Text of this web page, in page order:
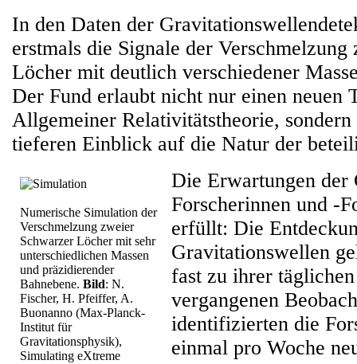
In den Daten der
erstmals die Signale der
Löcher mit deutlich verschiedener
Der Fund erlaubt nicht nur einen neuen
Allgemeiner Relativitätstheorie,
tieferen Einblick auf die Natur der
Numerische Simulation der
Verschmelzung zweier
Schwarzer Löcher mit sehr
unterschiedlichen Massen
und präzidierender
Bahnebene. Bild: N.
Fischer, H. Pfeiffer, A.
Buonanno (Max-Planck-
Institut für
Gravitationsphysik),
Simulating eXtreme
Die Erwartungen
Forscherinnen und -
erfüllt: Die
Gravitationswellen
fast zu ihrer
vergangenen
identifizierten die
einmal pro Woche